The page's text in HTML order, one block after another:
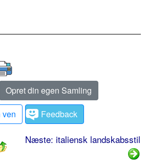
Opret din egen Samling
ven
Feedback
Næste: italiensk landskabsstil